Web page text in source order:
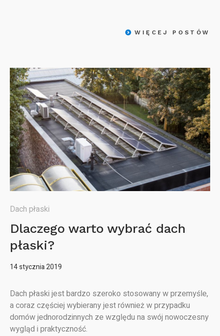
WIĘCEJ POSTÓW
Dach płaski
Dlaczego warto wybrać dach
płaski?
14 stycznia 2019
Dach płaski jest bardzo szeroko stosowany w przemyśle,
a coraz częściej wybierany jest również w przypadku
domów jednorodzinnych ze względu na swój nowoczesny
wygląd i praktyczność.